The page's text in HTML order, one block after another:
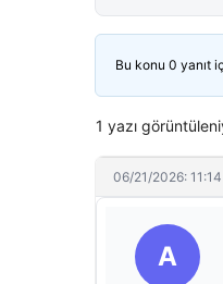
Bu konu 0 yanıt
1 yazı
06/21/2026:
A